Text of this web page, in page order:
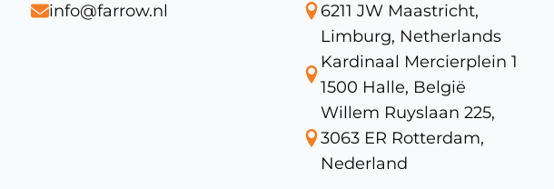
info@farrow.nl
6211 JW Maastricht,
Limburg, Netherlands
Kardinaal Mercierplein 1
1500 Halle, België
Willem Ruyslaan 225,
3063 ER Rotterdam,
Nederland